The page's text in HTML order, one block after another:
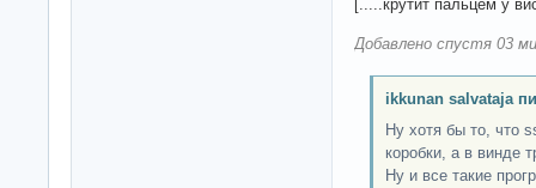
[.....крутит пальцем у
Добавлено спустя 03
ikkunan salvataja
Ну хотя бы то, что
коробки, а в винде
Ну и все такие